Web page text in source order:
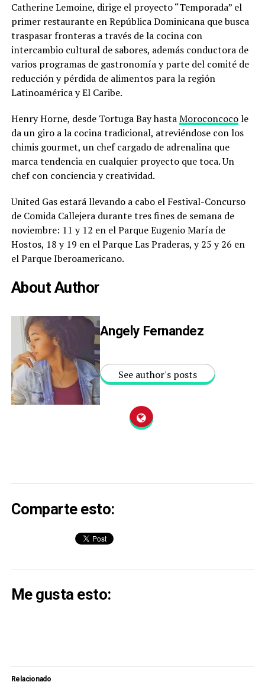
Catherine Lemoine, dirige el proyecto “Temporada” el
primer restaurante en República Dominicana que busca
traspasar fronteras a través de la cocina con
intercambio cultural de sabores, además conductora de
varios programas de gastronomía y parte del comité de
reducción y pérdida de alimentos para la región
Latinoamérica y El Caribe.
Henry Horne, desde Tortuga Bay hastaMoroconcocole
da un giro a la cocina tradicional, atreviéndose con los
chimis gourmet, un chef cargado de adrenalina que
marca tendencia en cualquier proyecto que toca. Un
chef con conciencia y creatividad.
United Gas estará llevando a cabo el Festival-Concurso
de Comida Callejera durante tres fines de semana de
noviembre: 11 y 12 en el Parque Eugenio María de
Hostos, 18 y 19 en el Parque Las Praderas, y 25 y 26 en
el Parque Iberoamericano.
About Author
Angely Fernandez
See author's posts
Comparte esto:
Me gusta esto:
Relacionado